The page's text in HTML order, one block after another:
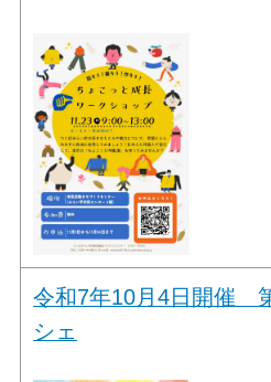
令和7年10月4日開催
シェ